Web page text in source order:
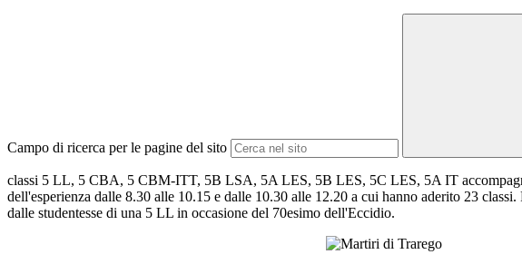
Campo di ricerca per le pagine del sito
classi 5 LL, 5 CBA, 5 CBM-ITT, 5B LSA, 5A LES, 5B LES, 5C LES, 5A IT
dell'esperienza dalle 8.30 alle 10.15 e dalle 10.30 alle 12.20 a cui hanno aderito 23
dalle studentesse di una 5 LL in occasione del 70esimo dell'Eccidio.